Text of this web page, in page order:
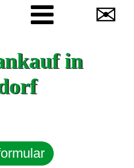
✉
in